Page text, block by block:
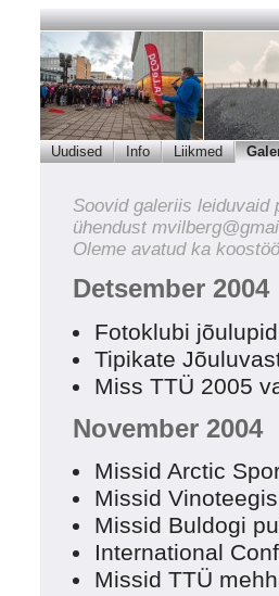
Uudised Info Liikmed
Soovid galeriis leiduvaid
ühendust
Oleme avatud ka
Detsember 2004
Fotoklubi
Tipikate
Miss TTÜ 2005
November 2004
Missid Arctic
Missid
Missid Buldogi
International
Missid TTÜ